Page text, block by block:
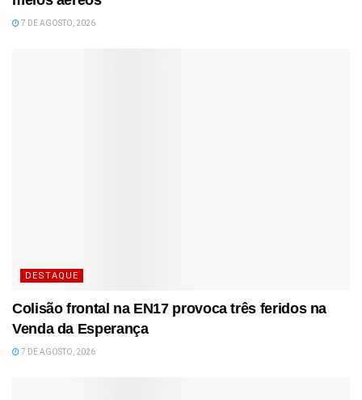
7 DE AGOSTO, 2026
DESTAQUE
Colisão frontal na EN17 provoca três feridos na
Venda da Esperança
7 DE AGOSTO, 2026